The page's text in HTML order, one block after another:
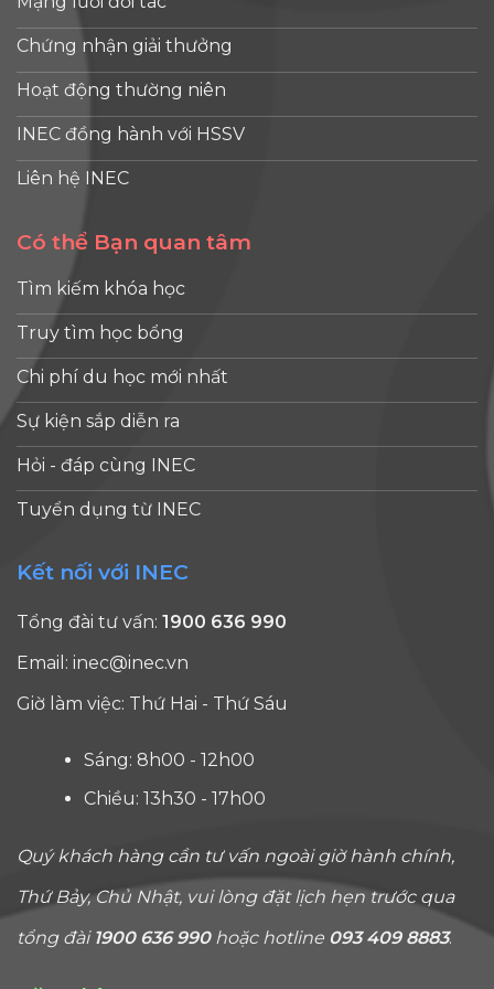
Chứng nhận giải thưởng
Hoạt động thường niên
INEC đồng hành với HSSV
Liên hệ INEC
Có thể Bạn quan tâm
Tìm kiếm khóa học
Truy tìm học bổng
Chi phí du học mới nhất
Sự kiện sắp diễn ra
Hỏi - đáp cùng INEC
Tuyển dụng từ INEC
Kết nối với INEC
Tổng đài tư vấn: 1900 636 990
Email: inec@inec.vn
Giờ làm việc: Thứ Hai - Thứ Sáu
Sáng: 8h00 - 12h00
Chiều: 13h30 - 17h00
Quý khách hàng cần tư vấn ngoài giờ hành chính,
Thứ Bảy, Chủ Nhật, vui lòng đặt lịch hẹn trước qua
tổng đài 1900 636 990hoặc hotline 093 409 8883.